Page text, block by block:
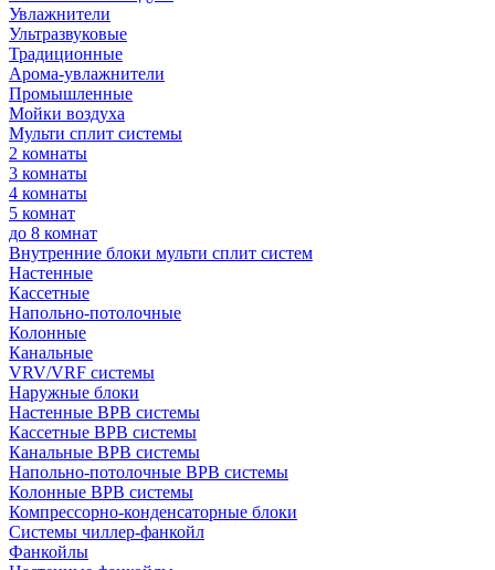
Увлажнители
Ультразвуковые
Традиционные
Арома-увлажнители
Промышленные
Мойки воздуха
Мульти сплит системы
2 комнаты
3 комнаты
4 комнаты
5 комнат
до 8 комнат
Внутренние блоки мульти сплит систем
Настенные
Кассетные
Напольно-потолочные
Колонные
Канальные
VRV/VRF системы
Наружные блоки
Настенные ВРВ системы
Кассетные ВРВ системы
Канальные ВРВ системы
Напольно-потолочные ВРВ системы
Колонные ВРВ системы
Компрессорно-конденсаторные блоки
Системы чиллер-фанкойл
Фанкойлы